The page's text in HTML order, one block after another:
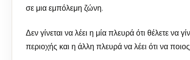
σε μια εμπόλεμη ζώνη.
Δεν γίνεται να λέει η μία πλευρά ότι θέλετε να
περιοχής και η άλλη πλευρά να λέει ότι να